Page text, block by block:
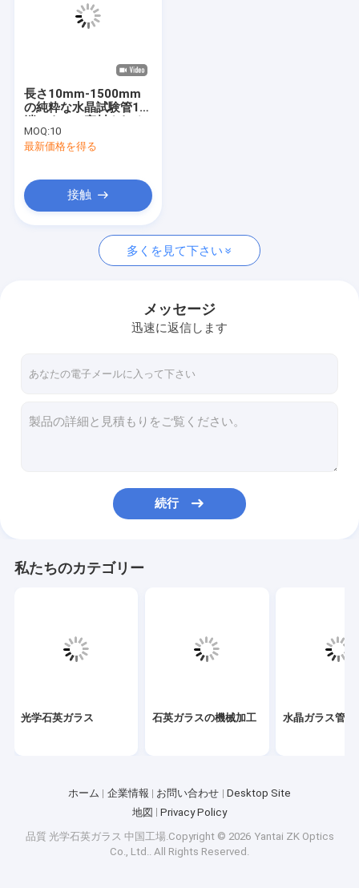
二酸化ケイ素スパッタリングターゲット
水晶ガラス板
カスタムガラス部品
光学製造設備
機械を作る移動式ガラス蓋
長さ10mm-1500mm
の純粋な水晶試験管1の
円形
MOQ:10
最新価格を得る
接触
多くを見て下さい
メッセージ
迅速に返信します
続行
私たちのカテゴリー
光学石英ガラス 石英ガラスの機械加工 水晶ガラス管
ホーム 企業情報 お問い合わせ
Desktop Site
地図
Privacy Policy
品質 光学石英ガラス 中国工場.Copyright © 2026 Yantai ZK Optics
Co., Ltd.. All Rights Reserved.